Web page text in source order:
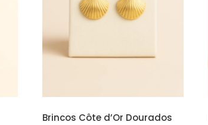
Brincos Côte d’Or Dourados